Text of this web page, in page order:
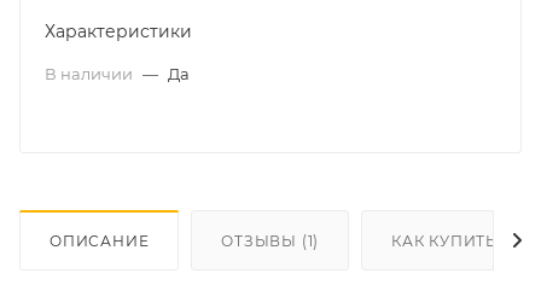
Характеристики
В наличии — Да
ОПИСАНИЕ ОТЗЫВЫ (1) КАК КУПИТЬ